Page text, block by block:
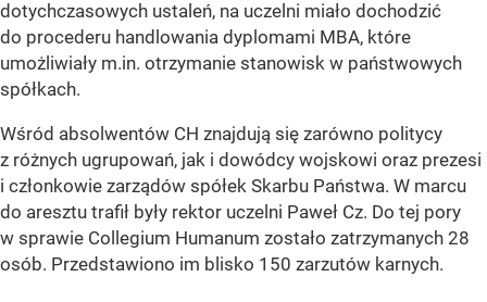
dotychczasowych ustaleń, na uczelni miało dochodzić
do procederu handlowania dyplomami MBA, które
umożliwiały m.in. otrzymanie stanowisk w państwowych
spółkach.
Wśród absolwentów CH znajdują się zarówno politycy
z różnych ugrupowań, jak i dowódcy wojskowi oraz prezesi
i członkowie zarządów spółek Skarbu Państwa. W marcu
do aresztu trafił były rektor uczelni Paweł Cz. Do tej pory
w sprawie Collegium Humanum zostało zatrzymanych 28
osób. Przedstawiono im blisko 150 zarzutów karnych.